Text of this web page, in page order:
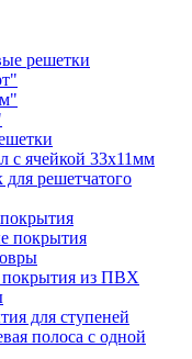
решетки
с ячейкой 33х11мм
для решетчатого
покрытия
покрытия из ПВХ
для ступеней
полоса с одной